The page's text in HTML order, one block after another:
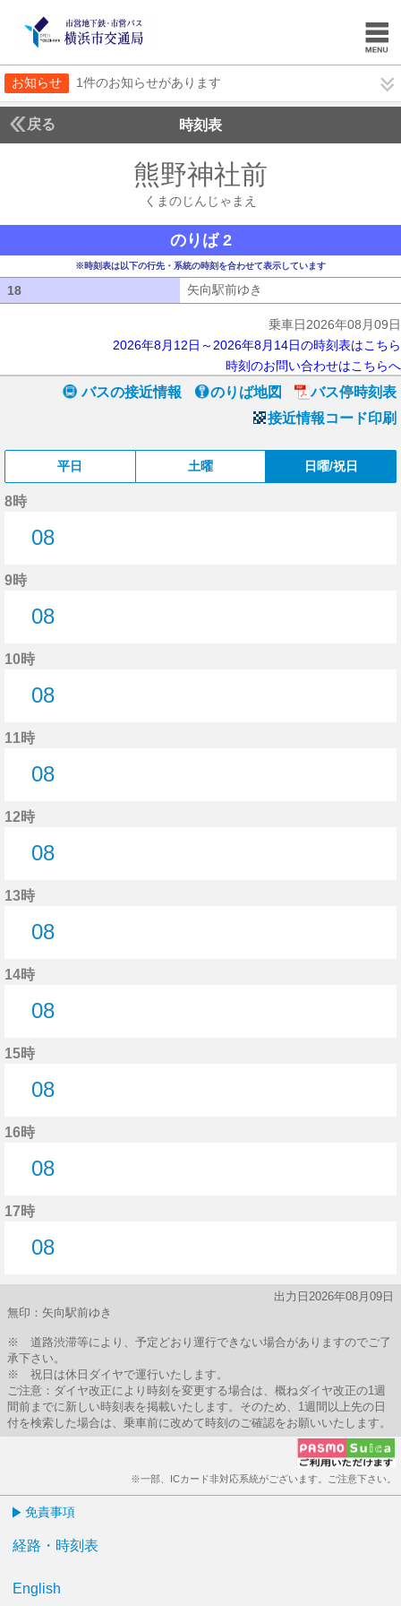
お知らせ 1件のお知らせがあります
戻る 時刻表
熊野神社前
くまのじんじゃまえ
のりば 2
※時刻表は以下の行先・系統の時刻を合わせて表示しています
18 矢向駅前ゆき
乗車日2026年08月09日
2026年8月12日～2026年8月14日の時刻表はこちら
時刻のお問い合わせはこちらへ
バスの接近情報 のりば地図
バス停時刻表
接近情報コード印刷
平日 土曜 日曜/祝日
8時
08
9時
08
10時
08
11時
08
12時
08
13時
08
14時
08
15時
08
16時
08
17時
08
出力日2026年08月09日
無印：矢向駅前ゆき
※ 道路渋滞等により、予定どおり運行できない場合がありますのでご了
承下さい。
※ 祝日は休日ダイヤで運行いたします。
ご注意：ダイヤ改正により時刻を変更する場合は、概ねダイヤ改正の1週
間前までに新しい時刻表を掲載いたします。そのため、1週間以上先の日
付を検索した場合は、乗車前に改めて時刻のご確認をお願いいたします。
※一部、ICカード非対応系統がございます。ご注意下さい。
免責事項
経路・時刻表
English